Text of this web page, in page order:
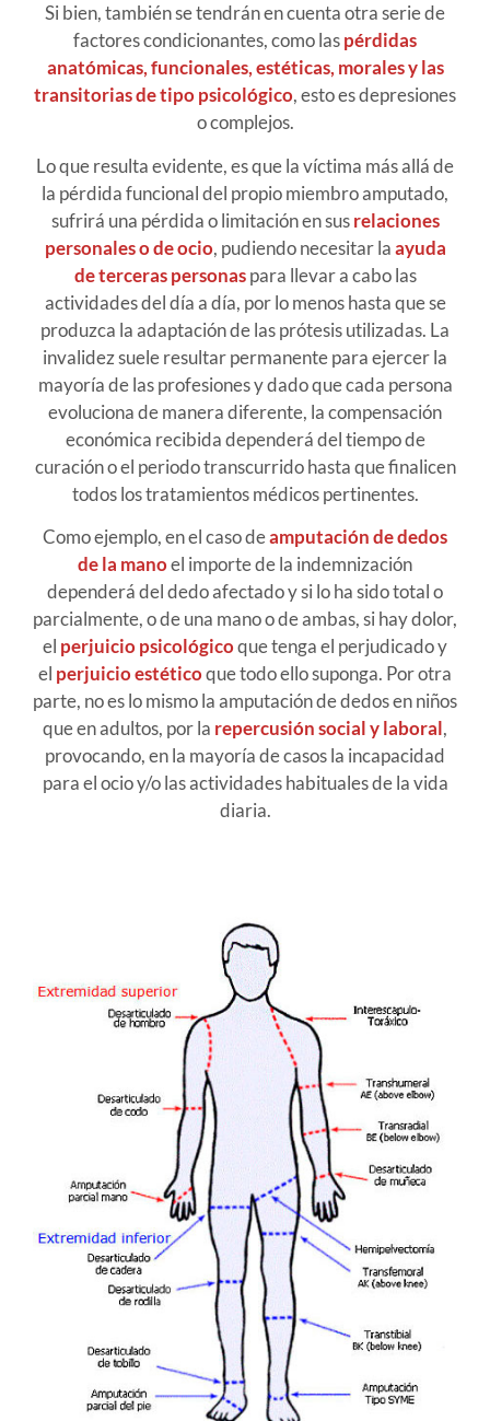
Si bien, también se tendrán en cuenta otra serie de
factores condicionantes, como laspérdidas
anatómicas, funcionales, estéticas, morales y las
transitorias de tipo psicológico, esto es depresiones
o complejos.
Lo que resulta evidente, es que la víctima más allá de
la pérdida funcional del propio miembro amputado,
sufrirá una pérdida o limitación en susrelaciones
personales o de ocio, pudiendo necesitar laayuda
de terceras personaspara llevar a cabo las
actividades del día a día, por lo menos hasta que se
produzca la adaptación de las prótesis utilizadas. La
invalidez suele resultar permanente para ejercer la
mayoría de las profesiones y dado que cada persona
evoluciona de manera diferente, la compensación
económica recibida dependerá del tiempo de
curación o el periodo transcurrido hasta que finalicen
todos los tratamientos médicos pertinentes.
Como ejemplo, en el caso deamputación de dedos
de la manoel importe de la indemnización
dependerá del dedo afectado y si lo ha sido total o
parcialmente, o de una mano o de ambas, si hay dolor,
el perjuicio psicológicoque tenga el perjudicado y
el perjuicio estéticoque todo ello suponga. Por otra
parte, no es lo mismo la amputación de dedos en niños
que en adultos, por la repercusión social y laboral,
provocando, en la mayoría de casos la incapacidad
para el ocio y/o las actividades habituales de la vida
diaria.